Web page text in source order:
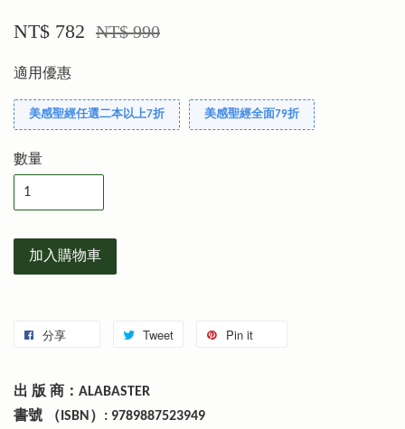
NT$ 782 NT$ 990
適用優惠
美感聖經任選二本以上7折 美感聖經全面79折
數量
加入購物車
分享 Tweet Pin it
出 版 商：ALABASTER
書號 （ISBN）: 9789887523949